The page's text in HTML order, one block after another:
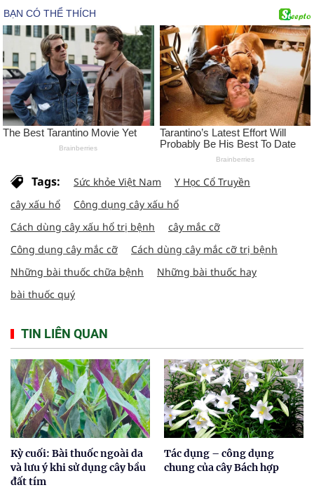
Tags: Sức khỏe Việt Nam
Y Học Cổ Truyền
cây xấu hổ
Công dụng cây xấu hổ
Cách dùng cây xấu hổ trị bệnh
cây mắc cỡ
Công dụng cây mắc cỡ
Cách dùng cây mắc cỡ trị bệnh
Những bài thuốc chữa bệnh
Những bài thuốc hay
bài thuốc quý
TIN LIÊN QUAN
Kỳ cuối: Bài thuốc ngoài da
và lưu ý khi sử dụng cây bầu
đất tím
Tác dụng – công dụng
chung của cây Bách hợp